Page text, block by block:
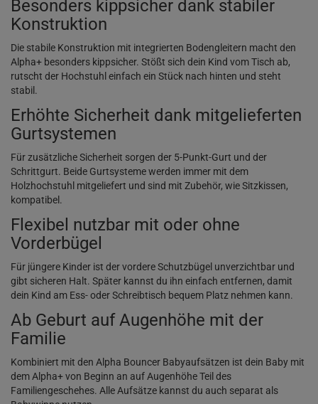
Besonders kippsicher dank stabiler
Konstruktion
Die stabile Konstruktion mit integrierten Bodengleitern macht den
Alpha+ besonders kippsicher. Stößt sich dein Kind vom Tisch ab,
rutscht der Hochstuhl einfach ein Stück nach hinten und steht
stabil.
Erhöhte Sicherheit dank mitgelieferten
Gurtsystemen
Für zusätzliche Sicherheit sorgen der 5-Punkt-Gurt und der
Schrittgurt. Beide Gurtsysteme werden immer mit dem
Holzhochstuhl mitgeliefert und sind mit Zubehör, wie Sitzkissen,
kompatibel.
Flexibel nutzbar mit oder ohne
Vorderbügel
Für jüngere Kinder ist der vordere Schutzbügel unverzichtbar und
gibt sicheren Halt. Später kannst du ihn einfach entfernen, damit
dein Kind am Ess- oder Schreibtisch bequem Platz nehmen kann.
Ab Geburt auf Augenhöhe mit der
Familie
Kombiniert mit den Alpha Bouncer Babyaufsätzen ist dein Baby mit
dem Alpha+ von Beginn an auf Augenhöhe Teil des
Familiengeschehes. Alle Aufsätze kannst du auch separat als